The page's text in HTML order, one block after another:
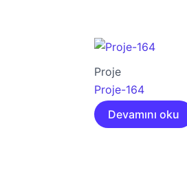
Proje
Proje-164
Devamını oku